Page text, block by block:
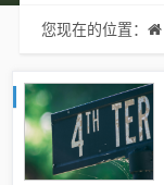
您现在的位置：